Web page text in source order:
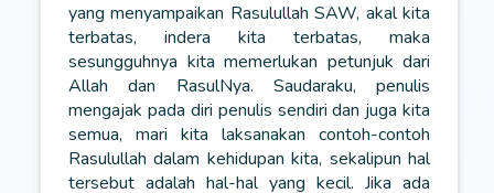
yang menyampaikan Rasulullah SAW, akal kita
terbatas, indera kita terbatas, maka
sesungguhnya kita memerlukan petunjuk dari
Allah dan RasulNya. Saudaraku, penulis
mengajak pada diri penulis sendiri dan juga kita
semua, mari kita laksanakan contoh-contoh
Rasulullah dalam kehidupan kita, sekalipun hal
tersebut adalah hal-hal yang kecil. Jika ada